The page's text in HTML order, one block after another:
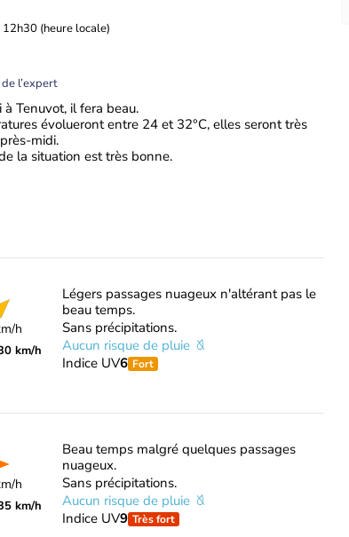
12h30 (heure locale)
l’expert
Tenuvot, il fera beau.
évolueront entre 24 et 32°C, elles seront très
midi.
la situation est très bonne.
h
km/h
Légers passages nuageux n'altérant pas le
beau temps.
Sans précipitations.
Aucun risque de pluie
Indice UV6 Fort
h
km/h
Beau temps malgré quelques passages
nuageux.
Sans précipitations.
Aucun risque de pluie
Indice UV9 Très fort